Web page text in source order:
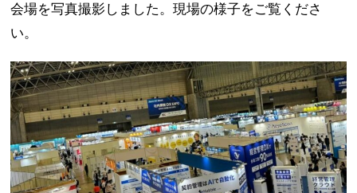
会場を写真撮影しました。現場の様子をご覧くださ
い。